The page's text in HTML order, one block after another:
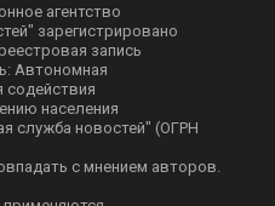
агентство
зарегистрировано
запись
Автономная
содействия
населения
служба новостей" (ОГРН
с мнением авторов.